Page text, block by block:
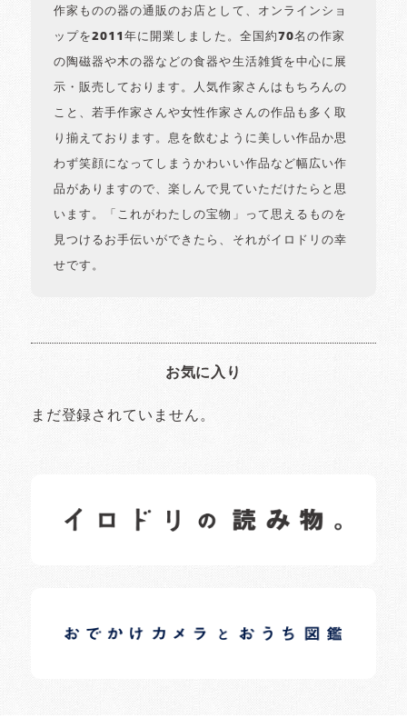
作家ものの器の通販のお店として、オンラインショ
ップを2011年に開業しました。全国約70名の作家
の陶磁器や木の器などの食器や生活雑貨を中心に展
示・販売しております。人気作家さんはもちろんの
こと、若手作家さんや女性作家さんの作品も多く取
り揃えております。息を飲むように美しい作品か思
わず笑顔になってしまうかわいい作品など幅広い作
品がありますので、楽しんで見ていただけたらと思
います。「これがわたしの宝物」って思えるものを
見つけるお手伝いができたら、それがイロドリの幸
せです。
お気に入り
まだ登録されていません。
日常の様子など随時更新中です。
日常の様子など随時更新中です。